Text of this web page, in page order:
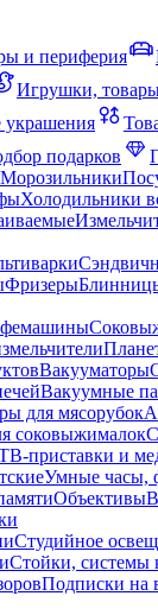
и периферия
Игрушки,
подарков
Морозильники
Холодильники
Фризеры
Вакууматоры
Вакуумные
для мясорубок
соковыжималок
приставки и
Умные часы,
Объективы
Студийное
Стойки, системы
Подписки на